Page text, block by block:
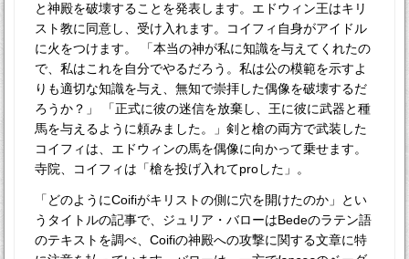
と神殿を破壊することを発表します。エドウィン王はキリ
スト教に同意し、受け入れます。コイフィ自身がアイドル
に火をつけます。 「本当の神が私に知識を与えてくれたの
で、私はこれを自分でやるだろう。私は公の模範を示すよ
りも適切な知識を与え、無知で崇拝した偶像を破壊するだ
ろうか？」 「正式に彼の迷信を放棄し、王に彼に武器と種
馬を与えるように頼みました。」剣と槍の両方で武装した
コイフィは、エドウィンの馬を偶像に向かって乗せます。
寺院、コイフィは「槍を投げ入れてproした」。
「どのようにCoifiがキリストの側に穴を開けたのか」とい
うタイトルの記事で、ジュリア・バローはBedeのラテン語
のテキストを調べ、Coifiの神殿への攻撃に関する文章に特